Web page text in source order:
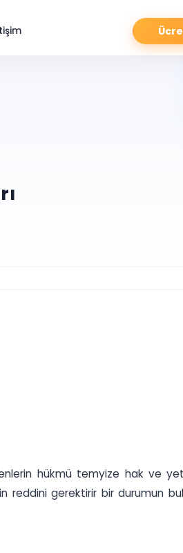
hükmü temyize hak ve
gerektirir bir durumun